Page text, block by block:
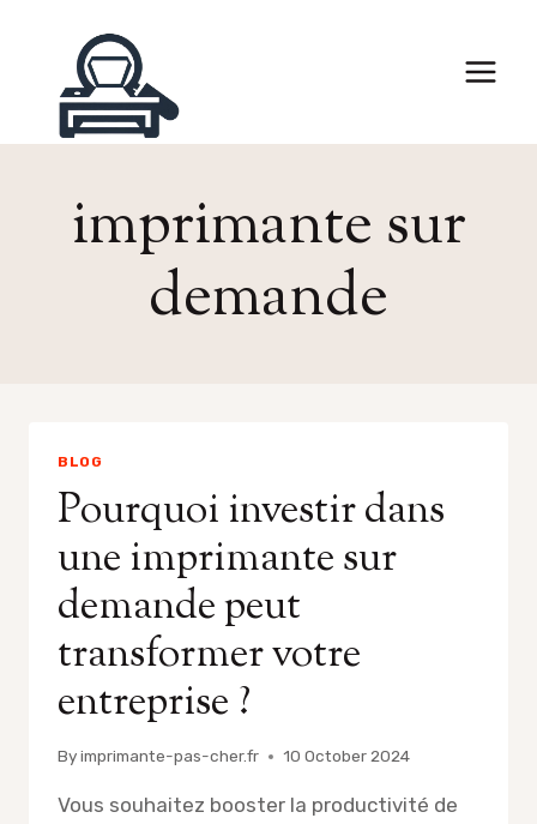
imprimante sur
demande
BLOG
Pourquoi investir dans
une imprimante sur
demande peut
transformer votre
entreprise ?
Byimprimante-pas-cher.fr 10 October 2024
Vous souhaitez booster la productivité de